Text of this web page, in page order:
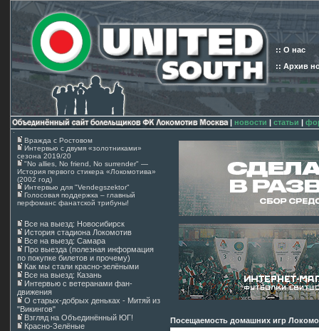
:: О нас
:: Архив
| новости | статьи |
Вражда с Ростовом
Интервью с двумя «золотниками»
сезона 2019/20
"No allies, No friend, No surrender" —
История первого стикера «Локомотива»
(2002 год)
Интервью для "Vendegszektor"
Голосовая поддержка – главный
перфоманс фанатской трибуны!
Все на выезд: Новосибирск
История стадиона Локомотив
Все на выезд: Самара
Про выезда (полезная информация
по покупке билетов и прочему)
Как мы стали красно-зелёными
Все на выезд: Казань
Интервью с ветеранами фан-
движения
О старых-добрых деньках - Митяй из
"Викингов"
Взгляд на Объединённый ЮГ!
Красно-Зелёные
Посещаемость домашних игр